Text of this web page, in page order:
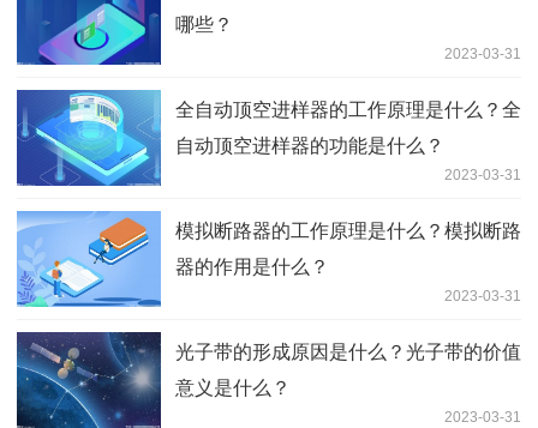
哪些？
2023-03-31
全自动顶空进样器的工作原理是什么？全
自动顶空进样器的功能是什么？
2023-03-31
模拟断路器的工作原理是什么？模拟断路
器的作用是什么？
2023-03-31
光子带的形成原因是什么？光子带的价值
意义是什么？
2023-03-31